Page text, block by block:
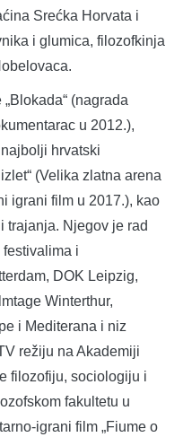
Srećka Horvata i
i glumica, filozofkinja
(nagrada
u 2012.),
hrvatski
(Velika zlatna arena
igrani film u 2017.), kao
trajanja. Njegov je rad
i
DOK Leipzig,
Winterthur,
i Mediterana i niz
režiju na Akademiji
filozofiju, sociologiju i
fakultetu u
igrani film „Fiume o